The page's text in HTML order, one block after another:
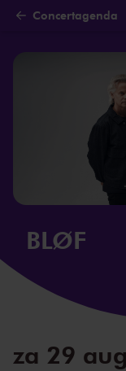
NaarConcertagenda
BLØF
za 29